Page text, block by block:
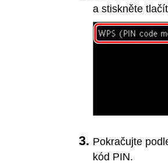
a stiskněte
Pokračujte
kód PIN.